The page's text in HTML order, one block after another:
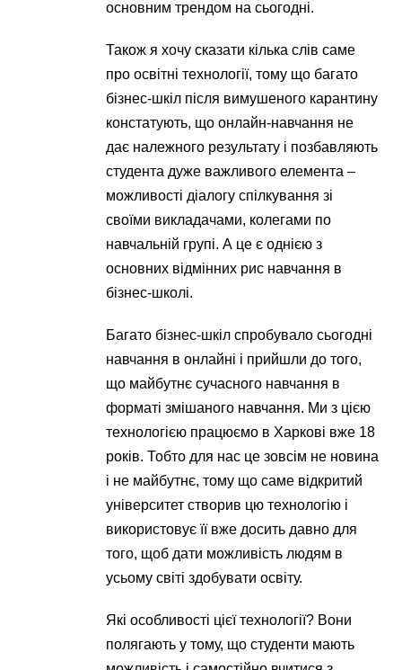
основним трендом на сьогодні.
Також я хочу сказати кілька слів саме
про освітні технології, тому що багато
бізнес-шкіл після вимушеного карантину
констатують, що онлайн-навчання не
дає належного результату і позбавляють
студента дуже важливого елемента –
можливості діалогу спілкування зі
своїми викладачами, колегами по
навчальній групі. А це є однією з
основних відмінних рис навчання в
бізнес-школі.
Багато бізнес-шкіл спробувало сьогодні
навчання в онлайні і прийшли до того,
що майбутнє сучасного навчання в
форматі змішаного навчання. Ми з цією
технологією працюємо в Харкові вже 18
років. Тобто для нас це зовсім не новина
і не майбутнє, тому що саме відкритий
університет створив цю технологію і
використовує її вже досить давно для
того, щоб дати можливість людям в
усьому світі здобувати освіту.
Які особливості цієї технології? Вони
полягають у тому, що студенти мають